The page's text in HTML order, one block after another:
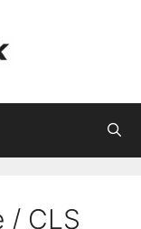
/ CLS